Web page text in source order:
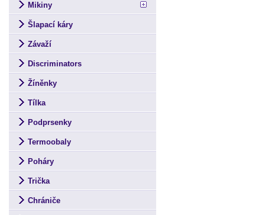
Mikiny
Šlapací káry
Závaží
Discriminators
Žíněnky
Tílka
Podprsenky
Termoobaly
Poháry
Trička
Chrániče